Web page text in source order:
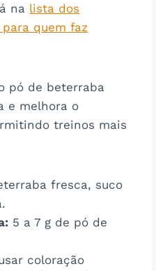
na lista dos
quem faz
pó de beterraba
e melhora o
treinos mais
fresca, suco
5 a 7 g de pó de
coloração